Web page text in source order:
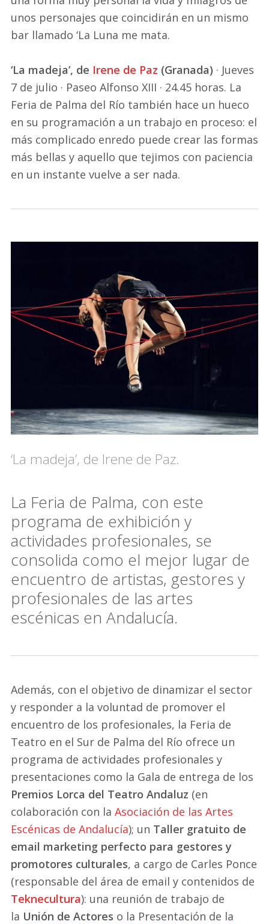
unos personajes que coincidirán en un mismo
bar llamado ‘La Luna me mata.
‘La madeja’, de Irene de Paz (Granada) · Jueves
7 de julio · Paseo Alfonso XIII · 24.45 horas. La
Feria de Palma del Río también hace un hueco
en su programación a un trabajo en proceso: el
más complicado enredo puede crear las formas
más bellas y aquello que tejimos con paciencia
en un instante vuelve a ser nada.
‘La madeja’, de Irene de Paz.
La Feria de Palma, con este
programa de exhibición y
actividades profesionales, se
consolida como el mejor lugar de
encuentro de artistas, gestores y
profesionales de las artes
escénicas en Andalucía.
Además, con el objetivo de dinamizar el sector
y responder a la voluntad de promover el
encuentro de los profesionales, la Feria de
Teatro en el Sur de Palma del Río ofrece un
programa de actividades profesionales y
presentaciones como la Gala de entrega de los
Premios Lorca del Teatro Andaluz (en
colaboración con la Asociación de las Artes
Escénicas de Andalucía); un Taller gratuito de
email marketing perfecto para gestores y
promotores culturales, a cargo de Carles Ponce
(responsable del área de email y contenidos de
Teknecultura): una reunión de trabajo de
la Unión de Actores o la Presentación de la